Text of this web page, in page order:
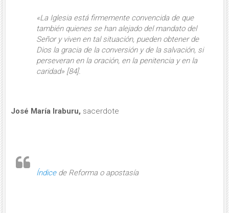
«La Iglesia está firmemente convencida de que
también quienes se han alejado del mandato del
Señor y viven en tal situación, pueden obtener de
Dios la gracia de la conversión y de la salvación, si
perseveran en la oración, en la penitencia y en la
caridad» [84].
José María Iraburu, sacerdote
Índice de Reforma o apostasía